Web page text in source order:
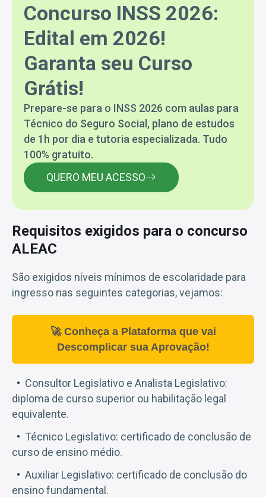
Concurso INSS 2026:
Edital em 2026!
Garanta seu Curso
Grátis!
Prepare-se para o INSS 2026 com aulas para
Técnico do Seguro Social, plano de estudos
de 1h por dia e tutoria especializada. Tudo
100% gratuito.
QUERO MEU ACESSO
Requisitos exigidos para o concurso
ALEAC
São exigidos níveis mínimos de escolaridade para
ingresso nas seguintes categorias, vejamos:
🚀 Conheça a Plataforma que vai
Descomplicar sua Aprovação!
Consultor Legislativo e Analista Legislativo:
diploma de curso superior ou habilitação legal
equivalente.
Técnico Legislativo: certificado de conclusão de
curso de ensino médio.
Auxiliar Legislativo: certificado de conclusão do
ensino fundamental.